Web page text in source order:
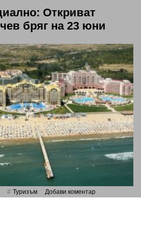
Откриват
бряг на 23 юни
Туризъм Добави коментар